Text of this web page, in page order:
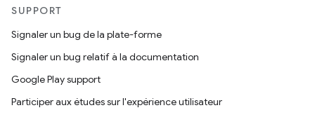
SUPPORT
Signaler un bug de la plate-forme
Signaler un bug relatif à la documentation
Google Play support
Participer aux études sur l'expérience utilisateur